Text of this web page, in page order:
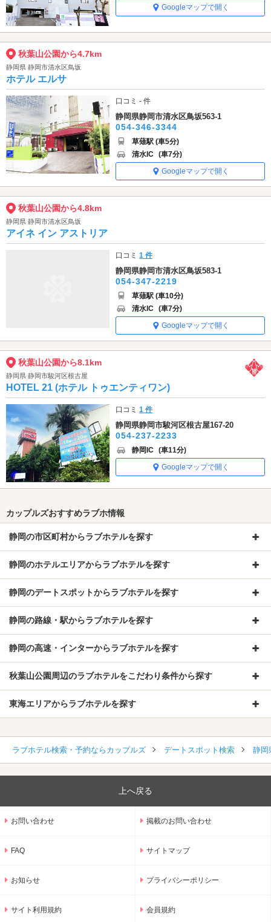
Googleマップで開く
秋葉山公園から4.7km
静岡県 静岡市清水区鳥坂
ホテル エルサ
口コミ - 件
静岡県静岡市清水区鳥坂563-1
054-346-3344
草薙駅 (車5分)
清水IC (車7分)
Googleマップで開く
秋葉山公園から4.8km
静岡県 静岡市清水区鳥坂
アイネ イン アストリア
口コミ1 件
静岡県静岡市清水区鳥坂583-1
054-347-2219
草薙駅 (車10分)
清水IC (車7分)
Googleマップで開く
秋葉山公園から8.1km
静岡県 静岡市駿河区根古屋
HOTEL 21 (ホテル トゥエンティワン)
口コミ1 件
静岡県静岡市駿河区根古屋167-20
054-237-2233
静岡IC (車11分)
Googleマップで開く
カップルズおすすめラブホ情報
静岡の市区町村からラブホテルを探す
静岡のホテルエリアからラブホテルを探す
静岡のデートスポットからラブホテルを探す
静岡の路線・駅からラブホテルを探す
静岡の高速・インターからラブホテルを探す
秋葉山公園周辺のラブホテルをこだわり条件から探す
東海エリアからラブホテルを探す
ラブホテル検索・予約ならカップルズ デートスポット検索 静岡
上へ戻る
お問い合わせ 掲載のお問い合わせ
FAQ サイトマップ
お知らせ プライバシーポリシー
サイト利用規約 会員規約